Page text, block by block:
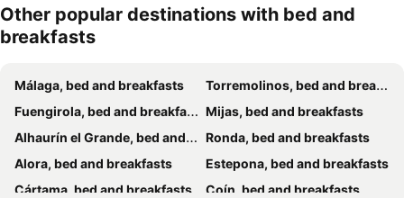
mascotas
Other popular destinations with bed and
breakfasts
Málaga, bed and breakfasts
Torremolinos, bed and breakfasts
Fuengirola, bed and breakfasts
Mijas, bed and breakfasts
Alhaurín el Grande, bed and breakfasts
Ronda, bed and breakfasts
Alora, bed and breakfasts
Estepona, bed and breakfasts
Cártama, bed and breakfasts
Coín, bed and breakfasts